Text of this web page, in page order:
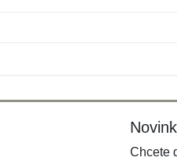
Chcete